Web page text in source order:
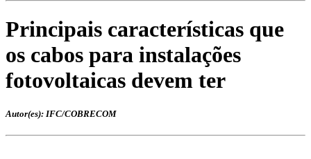
Principais características que
os cabos para instalações
fotovoltaicas devem ter
Autor(es): IFC/COBRECOM